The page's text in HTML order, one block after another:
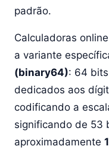
padrão.
Calculadoras
a variante
(binary64): 64
dedicados aos
codificando a
significando de 53
aproximadamente